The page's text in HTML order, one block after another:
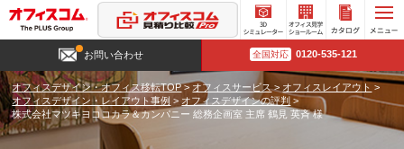
3D
シミュ
レータ
ー
オフィ
ス見学
ショー
ルーム
お問い合わせ 全国対応 0120-535-121
オフィスデザイン・オフィス移転TOP> オフィスサービス> オフィスレイアウト >
オフィスデザイン・レイアウト事例 > オフィスデザインの評判 >
株式会社マツキヨココカラ＆カンパニー 総務企画室 主席 鶴見 英斉 様